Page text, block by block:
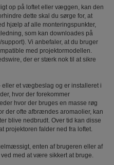
op på loftet eller væggen, kan den
dette skal du sørge for, at
hjælp af alle monteringspunkter,
som kan downloades på
Vi anbefaler, at du bruger
med projektormodellen.
der er stærk nok til at sikre
eller et vægbeslag og er installeret i
hvor der forekommer
hvor der bruges en masse røg
der ofte afbrændes aromaolier, kan
blive nedbrudt. Over tid kan disse
projektoren falder ned fra loftet.
enten af ​brugeren eller af
med at være sikkert at bruge.